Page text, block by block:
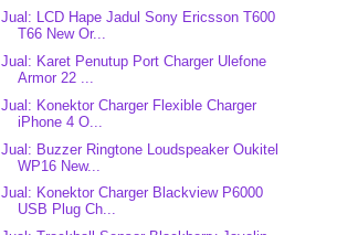
Jual: LCD Hape Jadul Sony Ericsson T600
T66 New Or...
Jual: Karet Penutup Port Charger Ulefone
Armor 22 ...
Jual: Konektor Charger Flexible Charger
iPhone 4 O...
Jual: Buzzer Ringtone Loudspeaker Oukitel
WP16 New...
Jual: Konektor Charger Blackview P6000
USB Plug Ch...